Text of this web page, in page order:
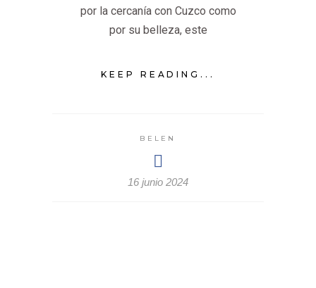
por la cercanía con Cuzco como
por su belleza, este
KEEP READING...
BELEN
16 junio 2024